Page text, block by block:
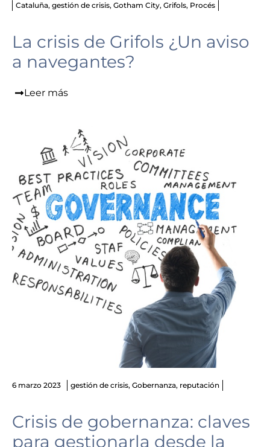
Cataluña, gestión de crisis, Gotham City, Grifols, Procés
La crisis de Grifols ¿Un aviso
a navegantes?
Leer más
6 marzo 2023 gestión de crisis, Gobernanza, reputación
Crisis de gobernanza: claves
para gestionarla desde la